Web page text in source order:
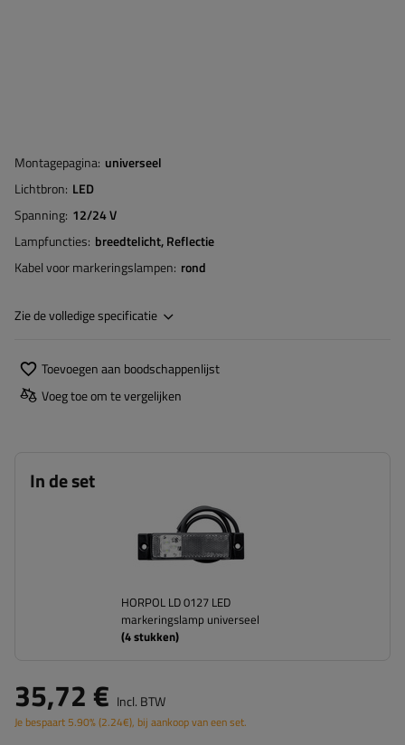
Montagepagina universeel
Lichtbron LED
Spanning 12/24 V
Lampfuncties breedtelicht Reflectie
Kabel voor markeringslampen rond
Zie de volledige specificatie
Toevoegen aan boodschappenlijst
Voeg toe om te vergelijken
In de set
HORPOL LD 0127 LED
markeringslamp universeel
(4stukken)
35,72 € Incl. BTW
Je bespaart 5.90%(2.24€), bij aankoop van een set.